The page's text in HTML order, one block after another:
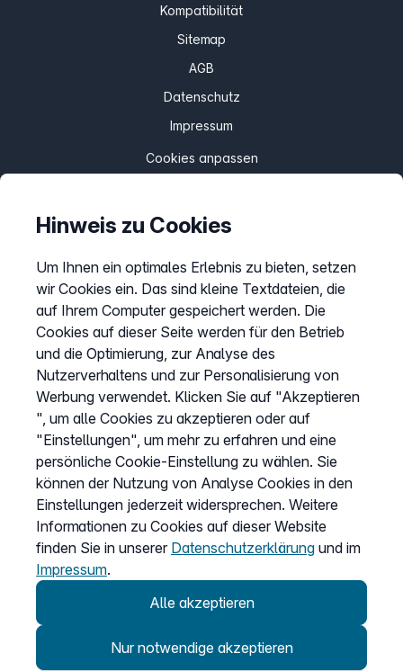
Kompatibilität
Sitemap
AGB
Datenschutz
Impressum
Cookies anpassen
Service
Hilfecenter
Webinare
Wissen & Ratgeber
Bandbreitengarantie
Verfügbarkeit prüfen
Barriere melden
Kündigung
Kundenportal Login
Vertrag widerrufen
Easybell-App
Anleitung
Hinweis zu Cookies
Um Ihnen ein optimales Erlebnis zu bieten, setzen
wir Cookies ein. Das sind kleine Textdateien, die
auf Ihrem Computer gespeichert werden. Die
Cookies auf dieser Seite werden für den Betrieb
und die Optimierung, zur Analyse des
Nutzerverhaltens und zur Personalisierung von
Werbung verwendet. Klicken Sie auf "Akzeptieren
", um alle Cookies zu akzeptieren oder auf
"Einstellungen", um mehr zu erfahren und eine
persönliche Cookie-Einstellung zu wählen. Sie
können der Nutzung von Analyse Cookies in den
Einstellungen jederzeit widersprechen. Weitere
Informationen zu Cookies auf dieser Website
finden Sie in unserer Datenschutzerklärung und im
Impressum.
Alle akzeptieren
Nur notwendige akzeptieren